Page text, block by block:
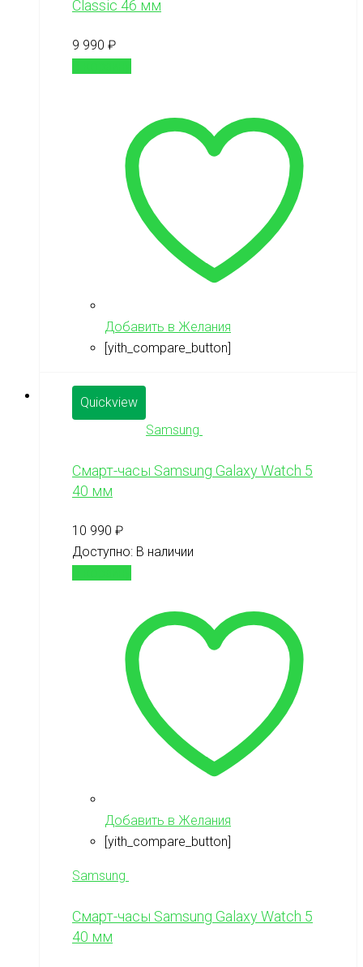
Classic 46 мм
9 990 ₽
Добавить в Желания
[yith_compare_button]
Quickview
Samsung
Смарт-часы Samsung Galaxy Watch 5
40 мм
10 990 ₽
Доступно: В наличии
Добавить в Желания
[yith_compare_button]
Samsung
Смарт-часы Samsung Galaxy Watch 5
40 мм